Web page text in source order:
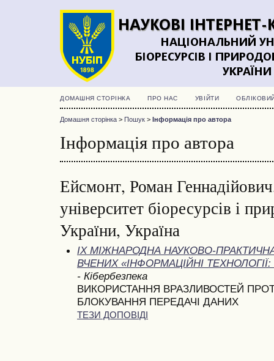
ДОМАШНЯ СТОРІНКА ПРО НАС УВІЙТИ
Домашня сторінка > Пошук > Інформація про автора
Інформація про автора
Ейсмонт, Роман
університет біоресурсів і
України, Україна
IX МІЖНАРОДНА НАУКОВО-
ВЧЕНИХ «ІНФОРМАЦІЙНІ
- Кібербезпека
ВИКОРИСТАННЯ ВРАЗЛИВОСТЕЙ
БЛОКУВАННЯ ПЕРЕДАЧІ ДАНИХ
ТЕЗИ ДОПОВІДІ